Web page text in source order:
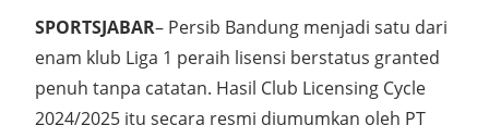
SPORTSJABAR– Persib Bandung menjadi satu dari
enam klub Liga 1 peraih lisensi berstatus granted
penuh tanpa catatan. Hasil Club Licensing Cycle
2024/2025 itu secara resmi diumumkan oleh PT